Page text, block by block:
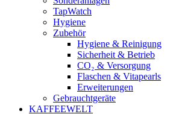
TapWatch
Hygiene
Zubehör
Hygiene & Reinigung
Sicherheit & Betrieb
CO₂ & Versorgung
Flaschen & Vitapearls
Erweiterungen
Gebrauchtgeräte
KAFFEEWELT